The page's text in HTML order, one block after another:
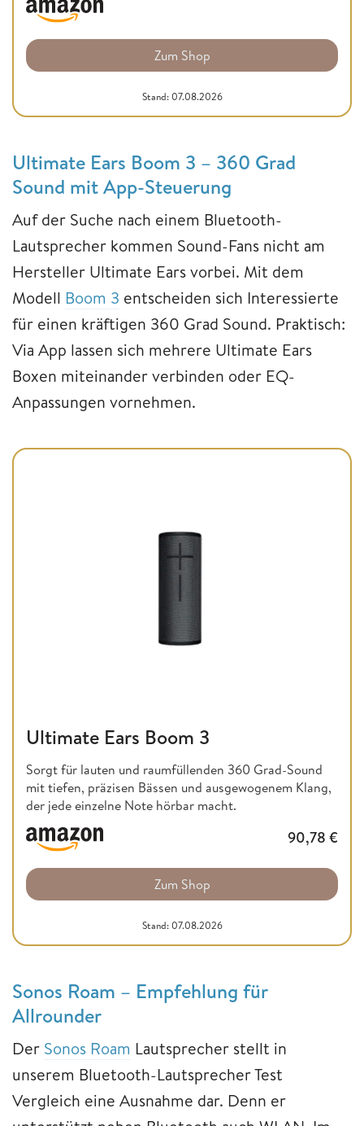
Zum Shop
Stand: 07.08.2026
Ultimate Ears Boom 3 – 360 Grad
Sound mit App-Steuerung
Auf der Suche nach einem Bluetooth-
Lautsprecher kommen Sound-Fans nicht am
Hersteller Ultimate Ears vorbei. Mit dem
Modell Boom 3 entscheiden sich Interessierte
für einen kräftigen 360 Grad Sound. Praktisch:
Via App lassen sich mehrere Ultimate Ears
Boxen miteinander verbinden oder EQ-
Anpassungen vornehmen.
Ultimate Ears Boom 3
Sorgt für lauten und raumfüllenden 360 Grad-Sound
mit tiefen, präzisen Bässen und ausgewogenem Klang,
der jede einzelne Note hörbar macht.
90,78 €
Zum Shop
Stand: 07.08.2026
Sonos Roam – Empfehlung für
Allrounder
Der Sonos Roam Lautsprecher stellt in
unserem Bluetooth-Lautsprecher Test
Vergleich eine Ausnahme dar. Denn er